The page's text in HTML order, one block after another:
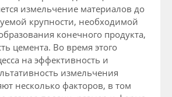
измельчение материалов до
крупности, необходимой
конечного продукта,
цемента. Во время этого
на эффективность и
измельчения
несколько факторов, в том